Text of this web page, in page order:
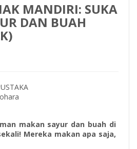
MANDIRI: SUKA
DAN BUAH
makan sayur dan buah di
Mereka makan apa saja,